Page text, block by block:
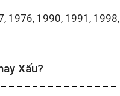
1976, 1990, 1991, 1998,
Xấu?